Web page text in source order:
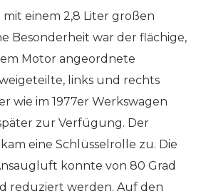
mit einem 2,8 Liter großen
Besonderheit war der flächige,
Motor angeordnete
links und rechts
wie im 1977er Werkswagen
zur Verfügung. Der
eine Schlüsselrolle zu. Die
konnte von 80 Grad
reduziert werden. Auf den